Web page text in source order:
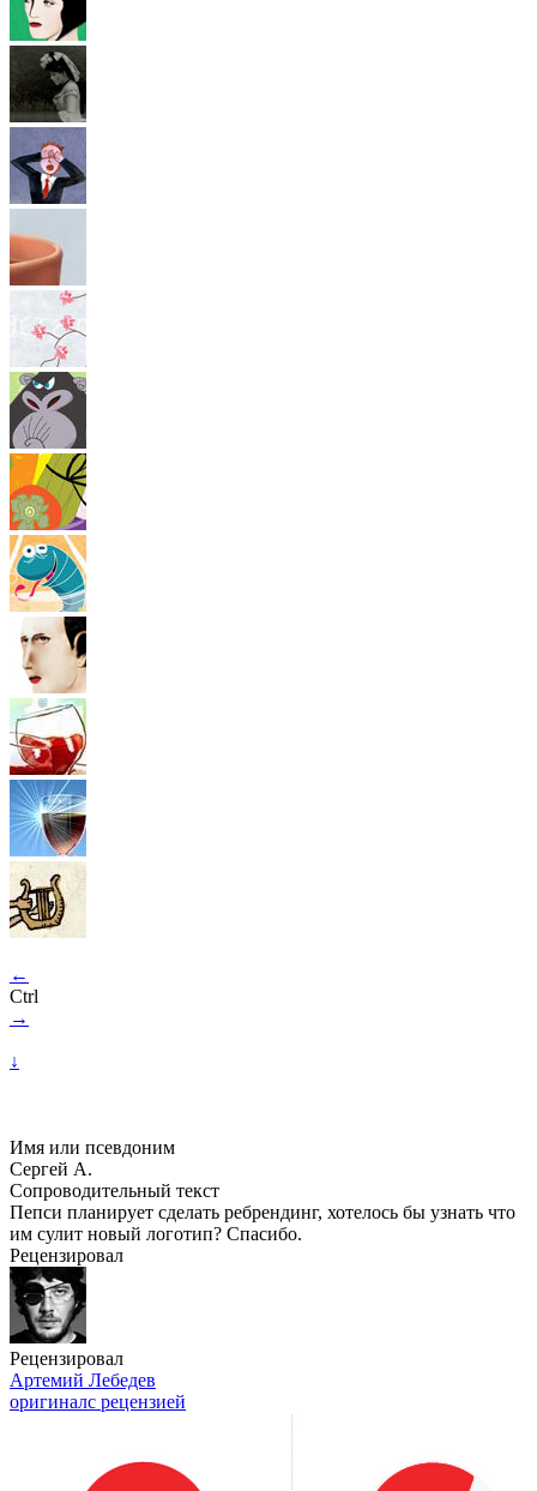
←
Ctrl
→
↓
Имя или псевдоним
Сергей А.
Сопроводительный текст
Пепси планирует сделать ребрендинг, хотелось бы узнать что
им сулит новый логотип? Спасибо.
Рецензировал
Рецензировал
Артемий Лебедев
оригиналс рецензией